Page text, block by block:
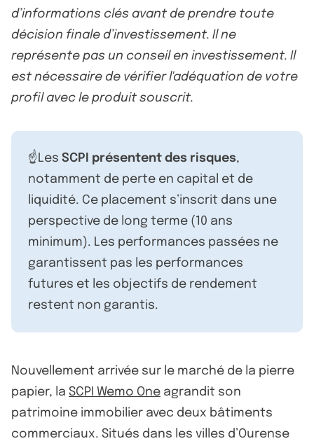
d’informations clés avant de prendre toute
décision finale d’investissement. Il ne
représente pas un conseil en investissement. Il
est nécessaire de vérifier l'adéquation de votre
profil avec le produit souscrit.
☝️Les SCPI présentent des risques,
notamment de perte en capital et de
liquidité. Ce placement s’inscrit dans une
perspective de long terme (10 ans
minimum). Les performances passées ne
garantissent pas les performances
futures et les objectifs de rendement
restent non garantis.
Nouvellement arrivée sur le marché de la pierre
papier, la SCPI Wemo One agrandit son
patrimoine immobilier avec deux bâtiments
commerciaux. Situés dans les villes d’Ourense